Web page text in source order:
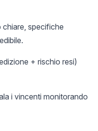
specifiche
+ rischio resi)
i vincenti monitorando